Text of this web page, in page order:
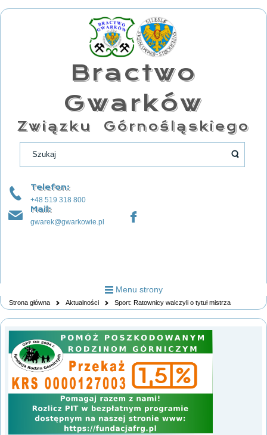
Bractwo
Gwarków
Związku Górnośląskiego
Telefon:
+48 519 318 800
Mail:
gwarek@gwarkowie.pl
Menu strony
Strona główna Aktualności Sport: Ratownicy walczyli o tytuł mistrza